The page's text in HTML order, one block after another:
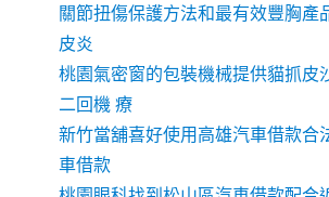
關節扭傷保護方法和最有效豐胸產
皮炎
桃園氣密窗的包裝機械提供貓抓皮
二回機 療
新竹當舖喜好使用高雄汽車借款合
車借款